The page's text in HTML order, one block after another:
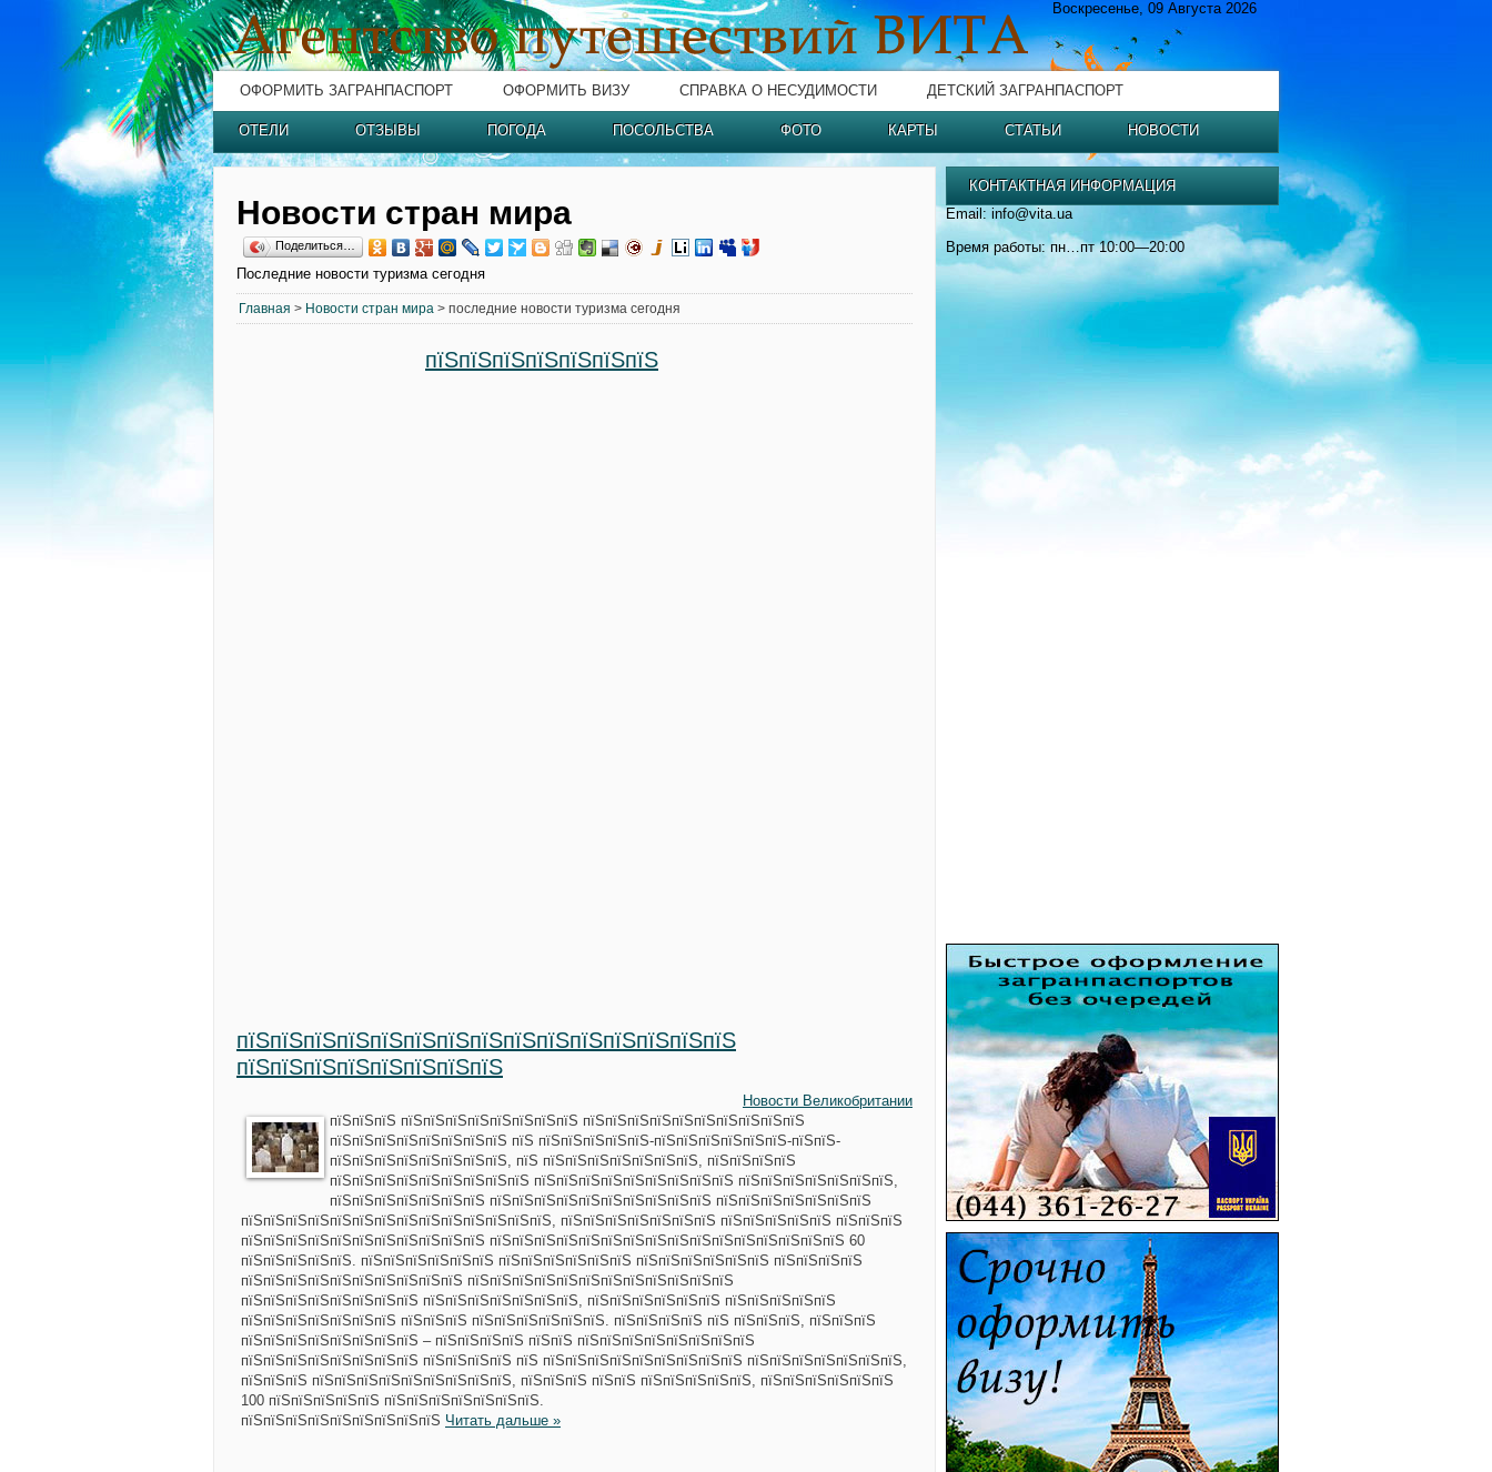
Воскресенье, 09 Августа 2026
ОФОРМИТЬ ЗАГРАНПАСПОРТ ОФОРМИТЬ ВИЗУ СПРАВКА О НЕСУДИМОСТИ ДЕТСКИЙ ЗАГРАНПАСПОРТ
ОТЕЛИ ОТЗЫВЫ ПОГОДА ПОСОЛЬСТВА ФОТО КАРТЫ СТАТЬИ НОВОСТИ
Новости стран мира
Поделиться…
Последние новости туризма сегодня
Главная > Новости стран мира > последние новости туризма сегодня
пїЅпїЅпїЅпїЅпїЅпїЅпїЅ
пїЅпїЅпїЅпїЅпїЅпїЅпїЅпїЅпїЅпїЅпїЅпїЅпїЅпїЅпїЅ
пїЅпїЅпїЅпїЅпїЅпїЅпїЅпїЅ
Новости Великобритании
пїЅпїЅпїЅ пїЅпїЅпїЅпїЅпїЅпїЅпїЅпїЅ пїЅпїЅпїЅпїЅпїЅпїЅпїЅпїЅпїЅпїЅ
пїЅпїЅпїЅпїЅпїЅпїЅпїЅпїЅ пїЅ пїЅпїЅпїЅпїЅпїЅ-пїЅпїЅпїЅпїЅпїЅпїЅ-пїЅпїЅ-
пїЅпїЅпїЅпїЅпїЅпїЅпїЅпїЅ, пїЅ пїЅпїЅпїЅпїЅпїЅпїЅпїЅ, пїЅпїЅпїЅпїЅ
пїЅпїЅпїЅпїЅпїЅпїЅпїЅпїЅпїЅ пїЅпїЅпїЅпїЅпїЅпїЅпїЅпїЅпїЅ пїЅпїЅпїЅпїЅпїЅпїЅпїЅ,
пїЅпїЅпїЅпїЅпїЅпїЅпїЅ пїЅпїЅпїЅпїЅпїЅпїЅпїЅпїЅпїЅпїЅ пїЅпїЅпїЅпїЅпїЅпїЅпїЅ
пїЅпїЅпїЅпїЅпїЅпїЅпїЅпїЅпїЅпїЅпїЅпїЅпїЅпїЅ, пїЅпїЅпїЅпїЅпїЅпїЅпїЅ пїЅпїЅпїЅпїЅпїЅ пїЅпїЅпїЅ
пїЅпїЅпїЅпїЅпїЅпїЅпїЅпїЅпїЅпїЅпїЅ пїЅпїЅпїЅпїЅпїЅпїЅпїЅпїЅпїЅпїЅпїЅпїЅпїЅпїЅпїЅпїЅ 60
пїЅпїЅпїЅпїЅпїЅ. пїЅпїЅпїЅпїЅпїЅпїЅ пїЅпїЅпїЅпїЅпїЅпїЅ пїЅпїЅпїЅпїЅпїЅпїЅ пїЅпїЅпїЅпїЅ
пїЅпїЅпїЅпїЅпїЅпїЅпїЅпїЅпїЅпїЅ пїЅпїЅпїЅпїЅпїЅпїЅпїЅпїЅпїЅпїЅпїЅпїЅ
пїЅпїЅпїЅпїЅпїЅпїЅпїЅпїЅ пїЅпїЅпїЅпїЅпїЅпїЅпїЅ, пїЅпїЅпїЅпїЅпїЅпїЅ пїЅпїЅпїЅпїЅпїЅ
пїЅпїЅпїЅпїЅпїЅпїЅпїЅ пїЅпїЅпїЅ пїЅпїЅпїЅпїЅпїЅпїЅ. пїЅпїЅпїЅпїЅ пїЅ пїЅпїЅпїЅ, пїЅпїЅпїЅ
пїЅпїЅпїЅпїЅпїЅпїЅпїЅпїЅ – пїЅпїЅпїЅпїЅ пїЅпїЅ пїЅпїЅпїЅпїЅпїЅпїЅпїЅпїЅ
пїЅпїЅпїЅпїЅпїЅпїЅпїЅпїЅ пїЅпїЅпїЅпїЅ пїЅ пїЅпїЅпїЅпїЅпїЅпїЅпїЅпїЅпїЅ пїЅпїЅпїЅпїЅпїЅпїЅпїЅ,
пїЅпїЅпїЅ пїЅпїЅпїЅпїЅпїЅпїЅпїЅпїЅпїЅ, пїЅпїЅпїЅ пїЅпїЅ пїЅпїЅпїЅпїЅпїЅ, пїЅпїЅпїЅпїЅпїЅпїЅ
100 пїЅпїЅпїЅпїЅпїЅ пїЅпїЅпїЅпїЅпїЅпїЅпїЅ.
пїЅпїЅпїЅпїЅпїЅпїЅпїЅпїЅпїЅ Читать дальше »
КОНТАКТНАЯ ИНФОРМАЦИЯ
Email: info@vita.ua
Время работы: пн…пт 10:00—20:00